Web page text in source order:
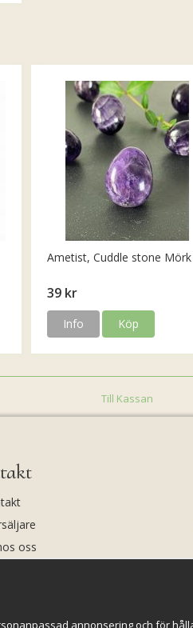
Ametist, Cuddle stone Mörk
39 kr
Info Köp
Till Kassan
oss
annonsering och för